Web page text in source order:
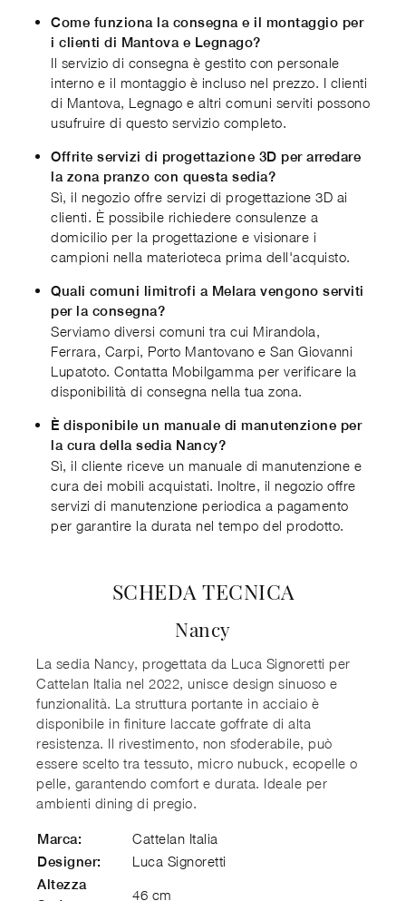
Come funziona la consegna e il montaggio per
i clienti di Mantova e Legnago?
Il servizio di consegna è gestito con personale
interno e il montaggio è incluso nel prezzo. I clienti
di Mantova, Legnago e altri comuni serviti possono
usufruire di questo servizio completo.
Offrite servizi di progettazione 3D per arredare
la zona pranzo con questa sedia?
Sì, il negozio offre servizi di progettazione 3D ai
clienti. È possibile richiedere consulenze a
domicilio per la progettazione e visionare i
campioni nella materioteca prima dell'acquisto.
Quali comuni limitrofi a Melara vengono serviti
per la consegna?
Serviamo diversi comuni tra cui Mirandola,
Ferrara, Carpi, Porto Mantovano e San Giovanni
Lupatoto. Contatta Mobilgamma per verificare la
disponibilità di consegna nella tua zona.
È disponibile un manuale di manutenzione per
la cura della sedia Nancy?
Sì, il cliente riceve un manuale di manutenzione e
cura dei mobili acquistati. Inoltre, il negozio offre
servizi di manutenzione periodica a pagamento
per garantire la durata nel tempo del prodotto.
SCHEDA TECNICA
Nancy
La sedia Nancy, progettata da Luca Signoretti per
Cattelan Italia nel 2022, unisce design sinuoso e
funzionalità. La struttura portante in acciaio è
disponibile in finiture laccate goffrate di alta
resistenza. Il rivestimento, non sfoderabile, può
essere scelto tra tessuto, micro nubuck, ecopelle o
pelle, garantendo comfort e durata. Ideale per
ambienti dining di pregio.
Marca: Cattelan Italia
Designer: Luca Signoretti
Altezza
46 cm